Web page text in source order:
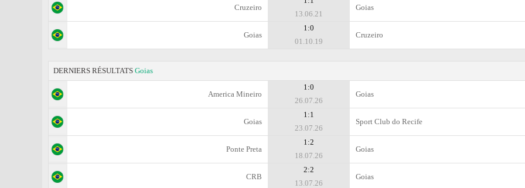
Cruzeiro
13.06.21
Goias
Goias
1:0
01.10.19
Cruzeiro
DERNIERS RÉSULTATS Goias
Amеrica Mineiro
1:0
26.07.26
Goias
Goias
1:1
23.07.26
Sport Club do Recife
Ponte Preta
1:2
18.07.26
Goias
CRB
2:2
13.07.26
Goias